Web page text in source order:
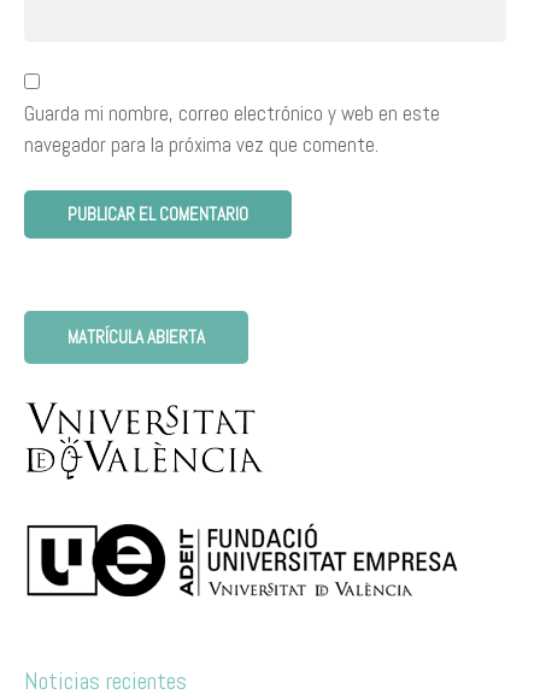
Guarda mi nombre, correo electrónico y web en este
navegador para la próxima vez que comente.
MATRÍCULA ABIERTA
Noticias recientes